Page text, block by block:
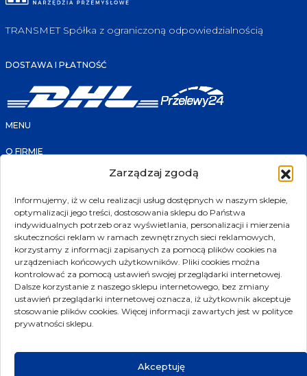
Zarządzaj zgodą
Informujemy, iż w celu realizacji usług dostępnych w naszym sklepie,
optymalizacji jego treści, dostosowania sklepu do Państwa
indywidualnych potrzeb oraz wyświetlania, personalizacji i mierzenia
skuteczności reklam w ramach zewnętrznych sieci reklamowych,
korzystamy z informacji zapisanych za pomocą plików cookies na
urządzeniach końcowych użytkowników. Pliki cookies można
kontrolować za pomocą ustawień swojej przeglądarki internetowej.
Dalsze korzystanie z naszego sklepu internetowego, bez zmiany
ustawień przeglądarki internetowej oznacza, iż użytkownik akceptuje
stosowanie plików cookies. Więcej informacji zawartych jest w polityce
prywatności sklepu.
Akceptuję
TRANSMET Spółka z ograniczoną odpowiedzialnością
DOSTAWA I PŁATNOŚĆ
MENU
O FIRMIE
PROMOCJE
NOWOŚCI
POLECANE
PRODUCENCI
KONTAKT
ul. Złotniki 207
39-300 Mielec
biuro@transmet.com.pl
sklep@transmet.com.pl